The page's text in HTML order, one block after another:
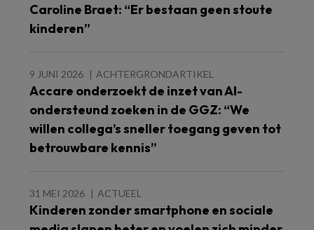
Caroline Braet: “Er bestaan geen stoute
kinderen”
9 JUNI 2026 ACHTERGRONDARTIKEL
Accare onderzoekt de inzet van AI-
ondersteund zoeken in de GGZ: “We
willen collega’s sneller toegang geven tot
betrouwbare kennis”
31 MEI 2026 ACTUEEL
Kinderen zonder smartphone en sociale